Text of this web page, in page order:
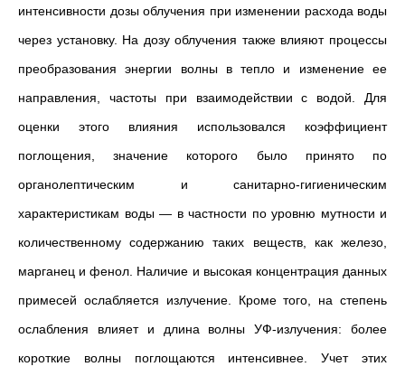
интенсивности дозы облучения при изменении расхода воды
через установку. На дозу облучения также влияют процессы
преобразования энергии волны в тепло и изменение ее
направления, частоты при взаимодействии с водой. Для
оценки этого влияния использовался коэффициент
поглощения, значение которого было принято по
органолептическим и санитарно-гигиеническим
характеристикам воды — в частности по уровню мутности и
количественному содержанию таких веществ, как железо,
марганец и фенол. Наличие и высокая концентрация данных
примесей ослабляется излучение. Кроме того, на степень
ослабления влияет и длина волны УФ-излучения: более
короткие волны поглощаются интенсивнее. Учет этих